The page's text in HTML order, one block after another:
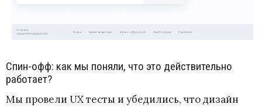
Спин-офф: как мы поняли, что это действительно
работает?
Мы провели UX тесты и убедились, что дизайн